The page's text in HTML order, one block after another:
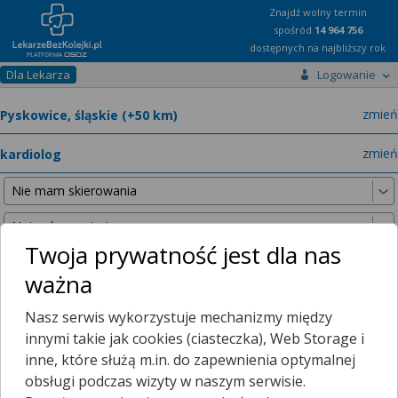
Znajdź wolny termin
spośród 14 964 756
dostępnych na najbliższy rok
Dla Lekarza Logowanie
zmień
zmień
Nie znaleźliśmy żadnych lekarzy w promieniu25 km , dlatego
zwiększyliśmy promień wyszukiwania do
50 km
Twoja prywatność jest dla nas
ważna
Nasz serwis wykorzystuje mechanizmy między
innymi takie jak cookies (ciasteczka), Web Storage i
inne, które służą m.in. do zapewnienia optymalnej
obsługi podczas wizyty w naszym serwisie.